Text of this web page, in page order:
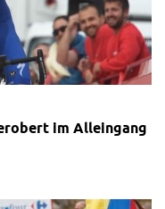
im Alleingang